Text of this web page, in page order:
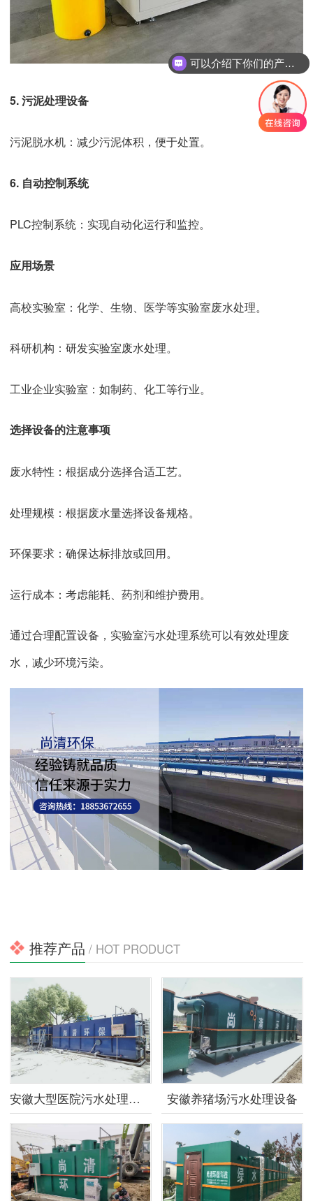
5. 污泥处理设备
污泥脱水机：减少污泥体积，便于处置。
6. 自动控制系统
PLC控制系统：实现自动化运行和监控。
应用场景
高校实验室：化学、生物、医学等实验室废水处理。
科研机构：研发实验室废水处理。
工业企业实验室：如制药、化工等行业。
选择设备的注意事项
废水特性：根据成分选择合适工艺。
处理规模：根据废水量选择设备规格。
环保要求：确保达标排放或回用。
运行成本：考虑能耗、药剂和维护费用。
通过合理配置设备，实验室污水处理系统可以有效处理废
水，减少环境污染。
推荐产品 / HOT PRODUCT
安徽大型医院污水处理设备 安徽养猪场污水处理设备
可以介绍下你们的产品么